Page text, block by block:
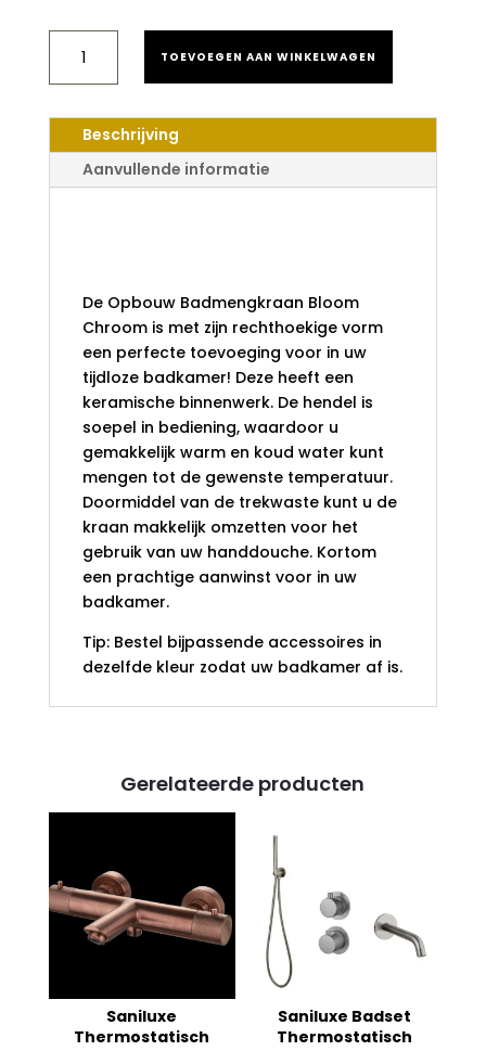
BLOOM
CHROOM
TOEVOEGEN AAN WINKELWAGEN
Beschrijving
Aanvullende informatie
De Opbouw Badmengkraan Bloom
Chroom is met zijn rechthoekige vorm
een perfecte toevoeging voor in uw
tijdloze badkamer! Deze heeft een
keramische binnenwerk. De hendel is
soepel in bediening, waardoor u
gemakkelijk warm en koud water kunt
mengen tot de gewenste temperatuur.
Doormiddel van de trekwaste kunt u de
kraan makkelijk omzetten voor het
gebruik van uw handdouche. Kortom
een prachtige aanwinst voor in uw
badkamer.
Tip: Bestel bijpassende accessoires in
dezelfde kleur zodat uw badkamer af is.
Gerelateerde producten
Saniluxe
Thermostatisch
Saniluxe Badset
Thermostatisch